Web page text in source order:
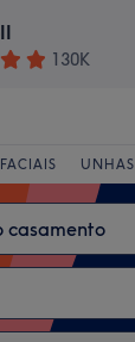
130K
UNHAS